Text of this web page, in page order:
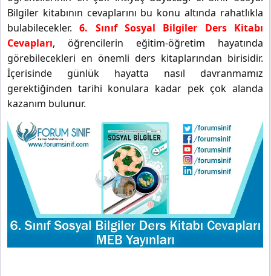
Bilgiler kitabının cevaplarını bu konu altında rahatlıkla
bulabilecekler.6. Sınıf Sosyal Bilgiler Ders Kitabı
Cevapları, öğrencilerin eğitim-öğretim hayatında
görebilecekleri en önemli ders kitaplarından birisidir.
İçerisinde günlük hayatta nasıl davranmamız
gerektiğinden tarihi konulara kadar pek çok alanda
kazanım bulunur.